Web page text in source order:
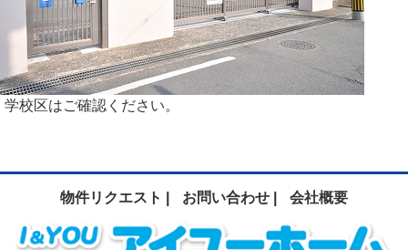
学校区はご確認ください。
物件リクエスト | お問い合わせ | 会社概要